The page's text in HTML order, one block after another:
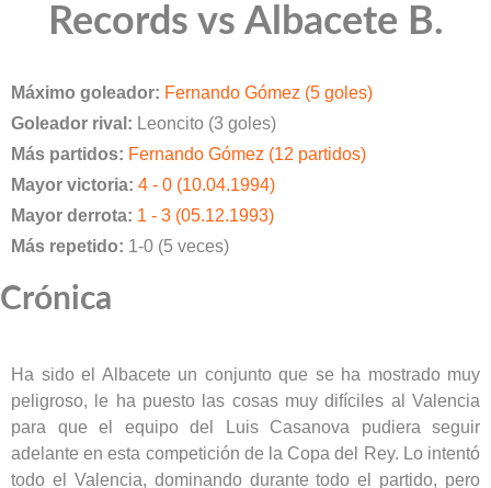
Records vs Albacete B.
Máximo goleador: Fernando Gómez (5 goles)
Goleador rival: Leoncito (3 goles)
Más partidos: Fernando Gómez (12 partidos)
Mayor victoria: 4 - 0 (10.04.1994)
Mayor derrota: 1 - 3 (05.12.1993)
Más repetido: 1-0 (5 veces)
Crónica
Ha sido el Albacete un conjunto que se ha mostrado muy
peligroso, le ha puesto las cosas muy difíciles al Valencia
para que el equipo del Luis Casanova pudiera seguir
adelante en esta competición de la Copa del Rey. Lo intentó
todo el Valencia, dominando durante todo el partido, pero